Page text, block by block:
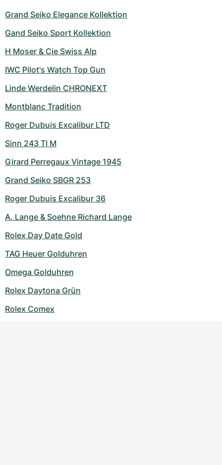
Grand Seiko Elegance Kollektion
Gand Seiko Sport Kollektion
H Moser & Cie Swiss Alp
IWC Pilot's Watch Top Gun
Linde Werdelin CHRONEXT
Montblanc Tradition
Roger Dubuis Excalibur LTD
Sinn 243 TI M
Girard Perregaux Vintage 1945
Grand Seiko SBGR 253
Roger Dubuis Excalibur 36
A. Lange & Soehne Richard Lange
Rolex Day Date Gold
TAG Heuer Golduhren
Omega Golduhren
Rolex Daytona Grün
Rolex Comex